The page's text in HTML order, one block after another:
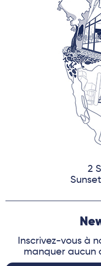
2
Inscrivez-vous à
manquer aucun